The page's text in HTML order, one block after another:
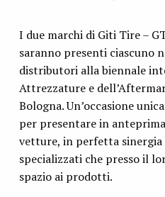
I due marchi di Giti Tire –
saranno presenti ciascuno
distributori alla biennale
Attrezzature e
Bologna. Un’occasione
per presentare in
vetture, in perfetta
specializzati che presso il
spazio ai prodotti.